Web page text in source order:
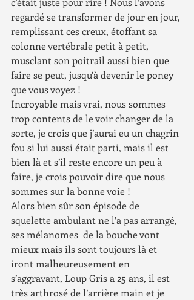
regardé se transformer de jour en jour,
remplissant ces creux, étoffant sa
colonne vertébrale petit à petit,
musclant son poitrail aussi bien que
faire se peut, jusqu’à devenir le poney
que vous voyez !
Incroyable mais vrai, nous sommes
trop contents de le voir changer de la
sorte, je crois que j’aurai eu un chagrin
fou si lui aussi était parti, mais il est
bien là et s’il reste encore un peu à
faire, je crois pouvoir dire que nous
sommes sur la bonne voie !
Alors bien sûr son épisode de
squelette ambulant ne l’a pas arrangé,
ses mélanomes  de la bouche vont
mieux mais ils sont toujours là et
iront malheureusement en
s’aggravant, Loup Gris a 25 ans, il est
très arthrosé de l’arrière main et je